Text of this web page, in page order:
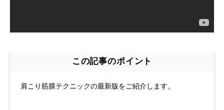
この記事のポイント
肩こり筋膜テクニックの最新版をご紹介します。